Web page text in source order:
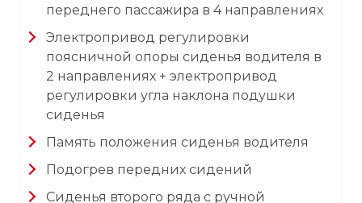
переднего пассажира в 4 направлениях
Электропривод регулировки
поясничной опоры сиденья водителя в
2 направлениях + электропривод
регулировки угла наклона подушки
сиденья
Память положения сиденья водителя
Подогрев передних сидений
Сиденья второго ряда с ручной